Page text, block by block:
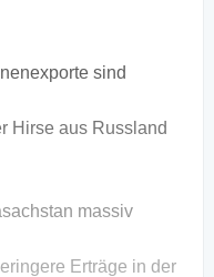
sind
Hirse aus Russland
massiv
Erträge in der